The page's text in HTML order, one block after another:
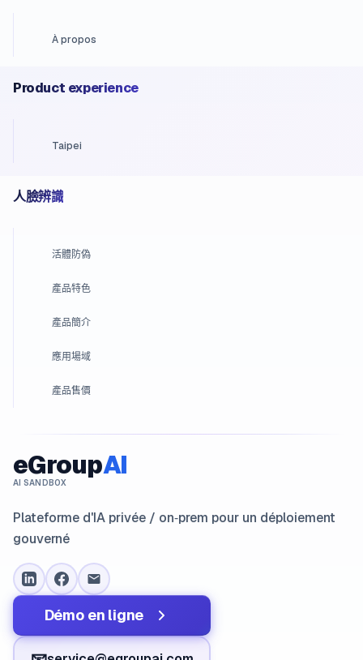
À propos
Product experience
Taipei
人臉辨識
活體防偽
產品特色
產品簡介
應用場域
產品售價
eGroupAI
AI SANDBOX
Plateforme d'IA privée / on‑prem pour un déploiement
gouverné
Démo en ligne